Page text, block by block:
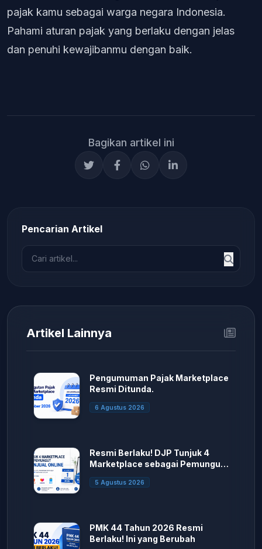
pajak kamu sebagai warga negara Indonesia.
Pahami aturan pajak yang berlaku dengan jelas
dan penuhi kewajibanmu dengan baik.
Bagikan artikel ini
Pencarian Artikel
Artikel Lainnya
Pengumuman Pajak Marketplace
Resmi Ditunda.
6 Agustus 2026
Resmi Berlaku! DJP Tunjuk 4
Marketplace sebagai Pemungut
PPh Penjual Online
5 Agustus 2026
PMK 44 Tahun 2026 Resmi
Berlaku! Ini yang Berubah